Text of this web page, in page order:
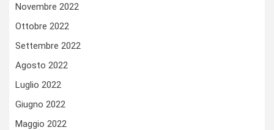
Novembre 2022
Ottobre 2022
Settembre 2022
Agosto 2022
Luglio 2022
Giugno 2022
Maggio 2022